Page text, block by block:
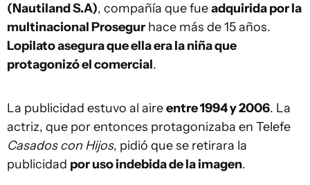
(Nautiland S.A), compañía que fueadquirida por la
multinacional Prosegur hace más de 15 años.
Lopilato asegura que ella era la niña que
protagonizó el comercial.
La publicidad estuvo al aireentre 1994 y 2006. La
actriz, que por entonces protagonizaba en Telefe
Casados con Hijos, pidió que se retirara la
publicidad por uso indebida de la imagen.